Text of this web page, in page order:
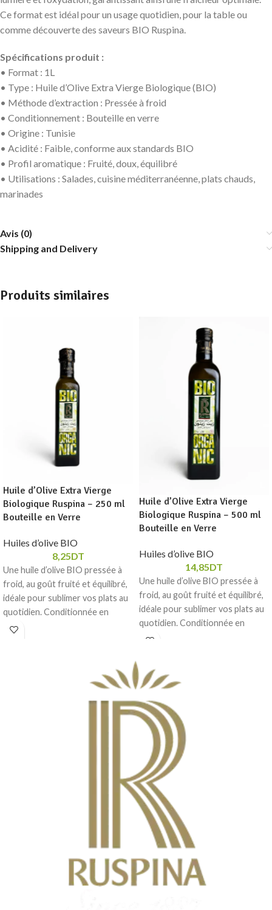
Ce format est idéal pour un usage quotidien, pour la table ou
comme découverte des saveurs BIO Ruspina.
Spécifications produit :
• Format : 1L
• Type : Huile d’Olive Extra Vierge Biologique (BIO)
• Méthode d’extraction : Pressée à froid
• Conditionnement : Bouteille en verre
• Origine : Tunisie
• Acidité : Faible, conforme aux standards BIO
• Profil aromatique : Fruité, doux, équilibré
• Utilisations : Salades, cuisine méditerranéenne, plats chauds,
marinades
Avis (0)
Shipping and Delivery
Produits similaires
Huile d’Olive Extra Vierge
Biologique Ruspina – 250 ml
Bouteille en Verre
Huiles d’olive BIO
8,25DT
Une huile d’olive BIO pressée à
froid, au goût fruité et équilibré,
idéale pour sublimer vos plats au
quotidien. Conditionnée en
bouteille en verre pour préserver
Huile d’Olive Extra Vierge
Biologique Ruspina – 500 ml
Bouteille en Verre
Huiles d’olive BIO
14,85DT
Une huile d’olive BIO pressée à
froid, au goût fruité et équilibré,
idéale pour sublimer vos plats au
quotidien. Conditionnée en
bouteille en verre pour préserver